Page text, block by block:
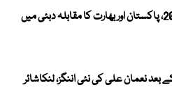
ویمنز ایشیا کپ 2026، پاکستان اور بھارت کا مقابلہ دبئی میں
نعمان علی کی نئی اننگز، لنکاشائر